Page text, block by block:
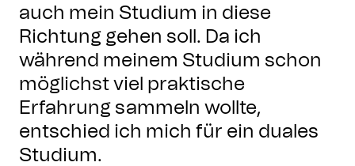
auch mein Studium in diese
Richtung gehen soll. Da ich
während meinem Studium schon
möglichst viel praktische
Erfahrung sammeln wollte,
entschied ich mich für ein duales
Studium.